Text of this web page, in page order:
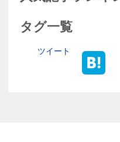
タグ一覧
ツイート